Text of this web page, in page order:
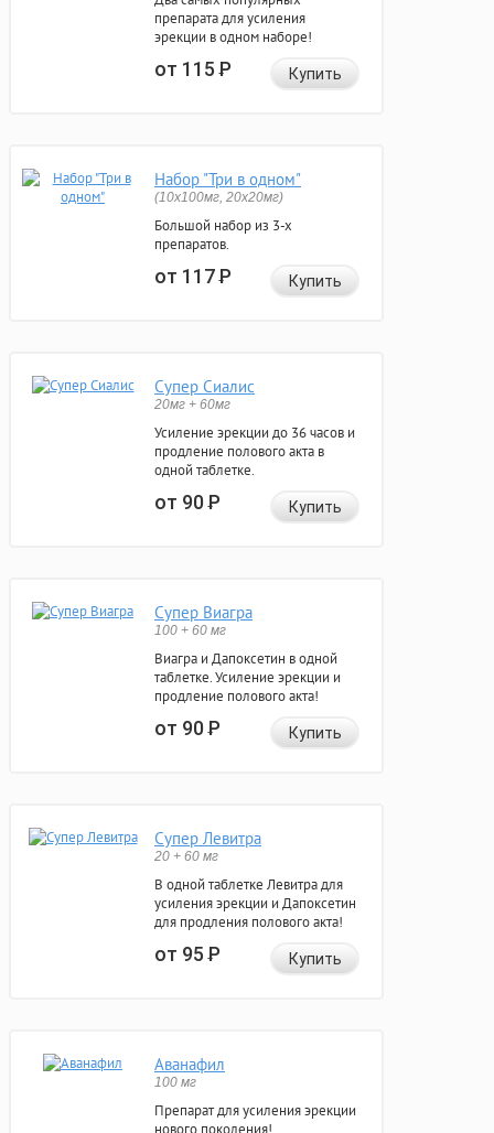
препарата для усиления
эрекции в одном наборе!
от 115Р Купить
Набор "Три в одном"
(10x100мг, 20x20мг)
Большой набор из 3-х
препаратов.
от 117Р Купить
Супер Сиалис
20мг + 60мг
Усиление эрекции до 36 часов и
продление полового акта в
одной таблетке.
от 90Р Купить
Супер Виагра
100 + 60 мг
Виагра и Дапоксетин в одной
таблетке. Усиление эрекции и
продление полового акта!
от 90Р Купить
Супер Левитра
20 + 60 мг
В одной таблетке Левитра для
усиления эрекции и Дапоксетин
для продления полового акта!
от 95Р Купить
Аванафил
100 мг
Препарат для усиления эрекции